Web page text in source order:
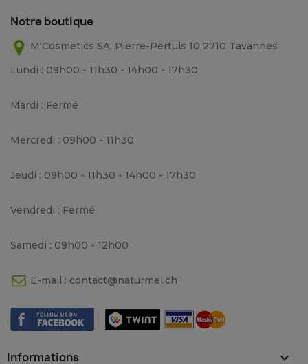
Notre boutique
M'Cosmetics SA, Pierre-Pertuis 10 2710 Tavannes
Lundi : 09h00 - 11h30 - 14h00 - 17h30
Mardi : Fermé
Mercredi : 09h00 - 11h30
Jeudi : 09h00 - 11h30 - 14h00 - 17h30
Vendredi : Fermé
Samedi : 09h00 - 12h00
E-mail : contact@naturmel.ch
Informations 